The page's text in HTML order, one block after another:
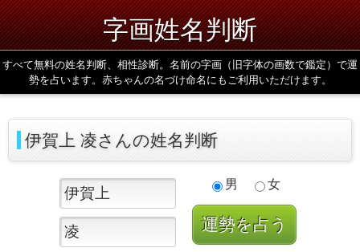
字画姓名判断
すべて無料の姓名判断、相性診断。名前の字画（旧字体の画数で鑑定）で運
勢を占います。赤ちゃんの名づけ命名にもご利用いただけます。
伊賀上 凌さんの姓名判断
男 女